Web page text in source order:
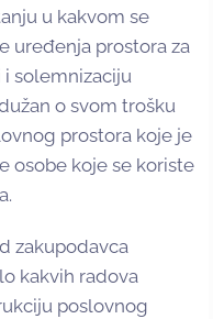
u kakvom se
uređenja prostora za
solemnizaciju
o svom trošku
prostora koje je
osobe koje se koriste
zakupodavca
kakvih radova
poslovnog